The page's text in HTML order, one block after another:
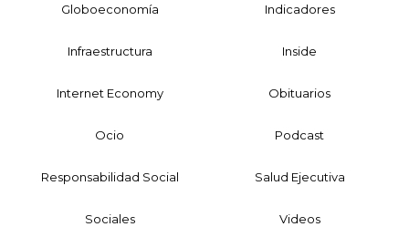
Globoeconomía Indicadores
Infraestructura Inside
Internet Economy Obituarios
Ocio Podcast
Responsabilidad Social Salud Ejecutiva
Sociales Videos